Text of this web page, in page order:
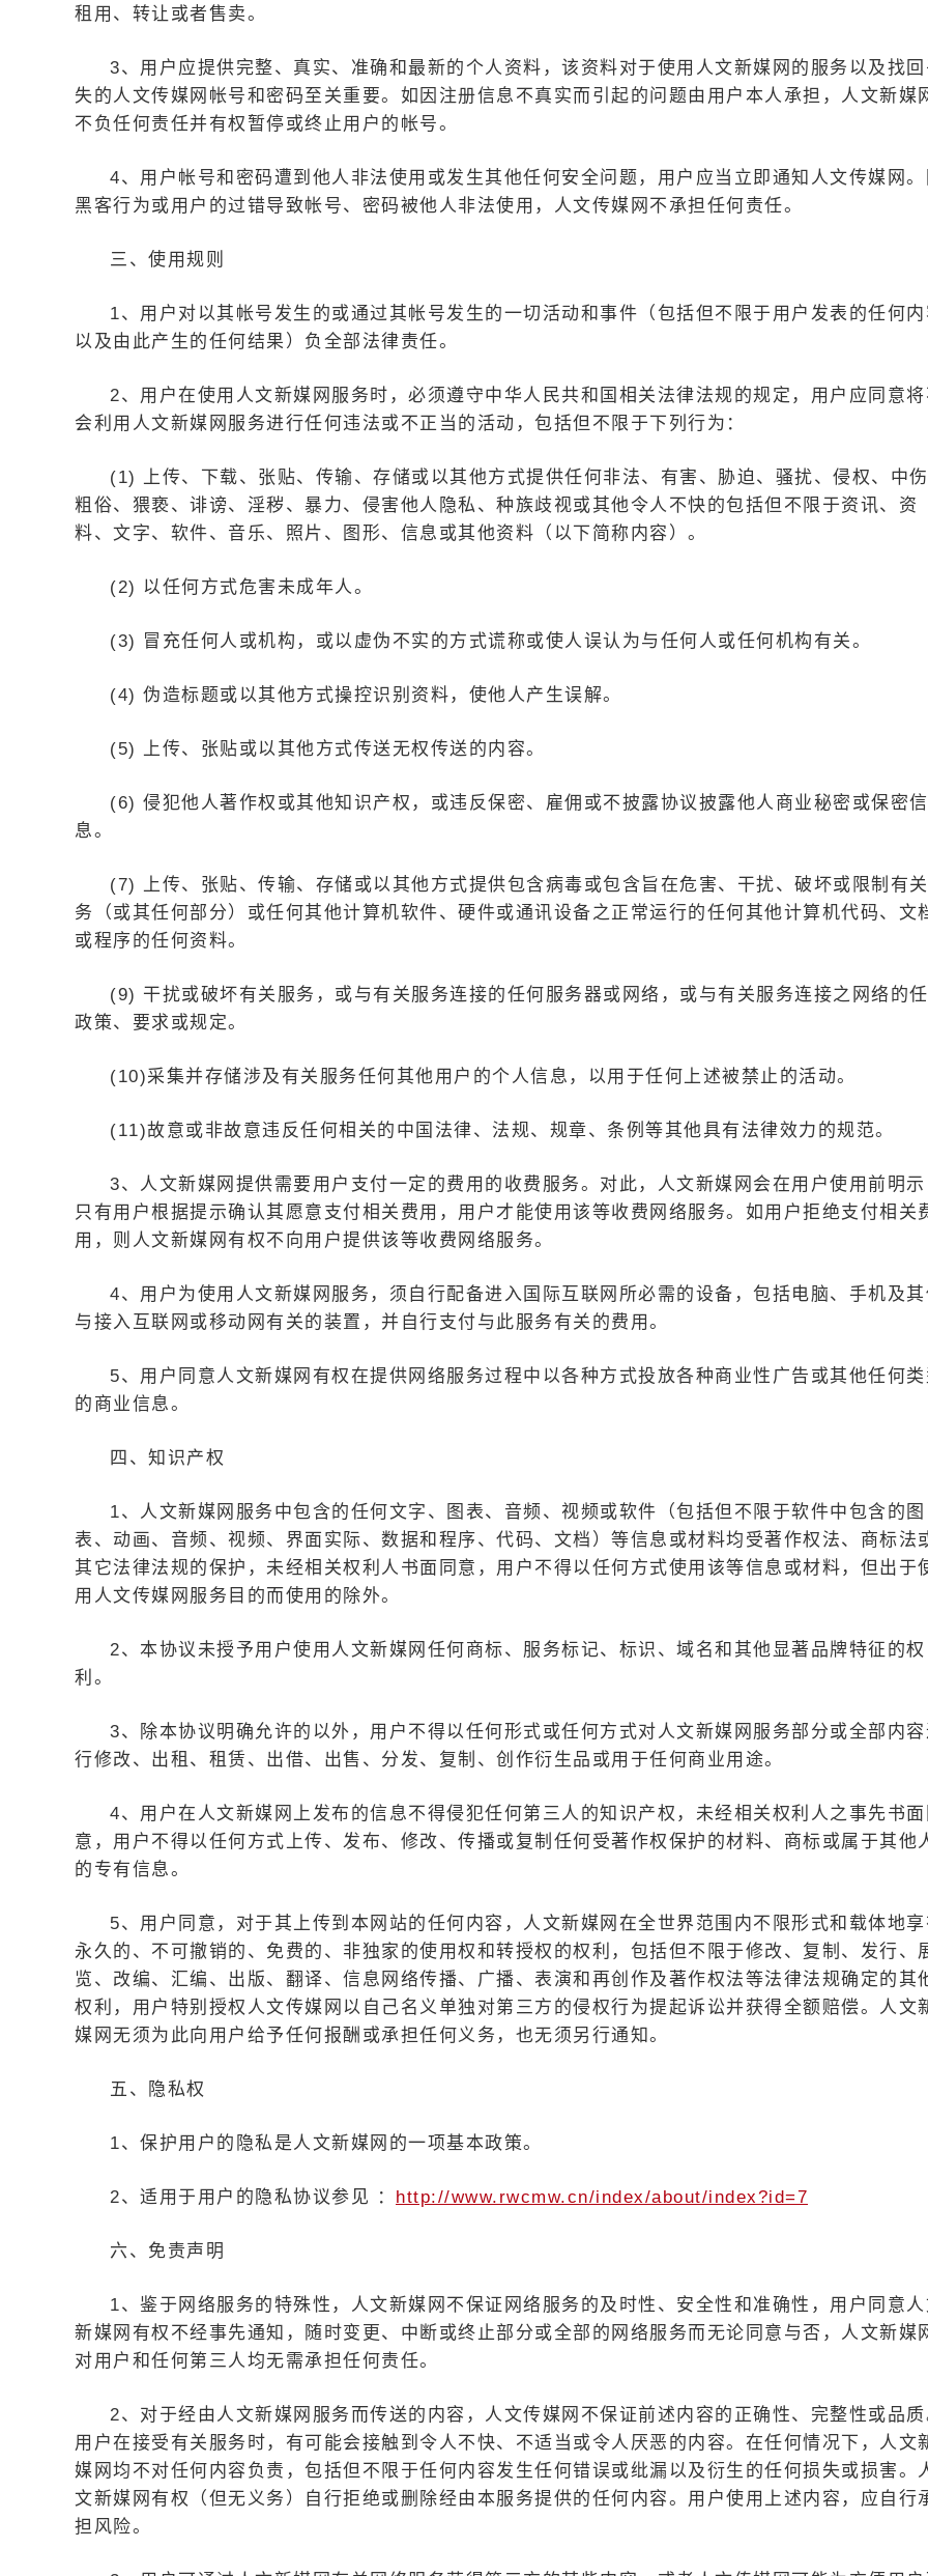
租用、转让或者售卖。
3、用户应提供完整、真实、准确和最新的个人资料，该资料对于使用人文新媒网的服务以及找回
失的人文传媒网帐号和密码至关重要。如因注册信息不真实而引起的问题由用户本人承担，人文新媒
不负任何责任并有权暂停或终止用户的帐号。
4、用户帐号和密码遭到他人非法使用或发生其他任何安全问题，用户应当立即通知人文传媒网。
黑客行为或用户的过错导致帐号、密码被他人非法使用，人文传媒网不承担任何责任。
三、使用规则
1、用户对以其帐号发生的或通过其帐号发生的一切活动和事件（包括但不限于用户发表的任何内
以及由此产生的任何结果）负全部法律责任。
2、用户在使用人文新媒网服务时，必须遵守中华人民共和国相关法律法规的规定，用户应同意将
会利用人文新媒网服务进行任何违法或不正当的活动，包括但不限于下列行为：
(1) 上传、下载、张贴、传输、存储或以其他方式提供任何非法、有害、胁迫、骚扰、侵权、中伤
粗俗、猥亵、诽谤、淫秽、暴力、侵害他人隐私、种族歧视或其他令人不快的包括但不限于资讯、资
料、文字、软件、音乐、照片、图形、信息或其他资料（以下简称内容）。
(2) 以任何方式危害未成年人。
(3) 冒充任何人或机构，或以虚伪不实的方式谎称或使人误认为与任何人或任何机构有关。
(4) 伪造标题或以其他方式操控识别资料，使他人产生误解。
(5) 上传、张贴或以其他方式传送无权传送的内容。
(6) 侵犯他人著作权或其他知识产权，或违反保密、雇佣或不披露协议披露他人商业秘密或保密信
息。
(7) 上传、张贴、传输、存储或以其他方式提供包含病毒或包含旨在危害、干扰、破坏或限制有
务（或其任何部分）或任何其他计算机软件、硬件或通讯设备之正常运行的任何其他计算机代码、文
或程序的任何资料。
(9) 干扰或破坏有关服务，或与有关服务连接的任何服务器或网络，或与有关服务连接之网络的
政策、要求或规定。
(10)采集并存储涉及有关服务任何其他用户的个人信息，以用于任何上述被禁止的活动。
(11)故意或非故意违反任何相关的中国法律、法规、规章、条例等其他具有法律效力的规范。
3、人文新媒网提供需要用户支付一定的费用的收费服务。对此，人文新媒网会在用户使用前明示
只有用户根据提示确认其愿意支付相关费用，用户才能使用该等收费网络服务。如用户拒绝支付相关
用，则人文新媒网有权不向用户提供该等收费网络服务。
4、用户为使用人文新媒网服务，须自行配备进入国际互联网所必需的设备，包括电脑、手机及其
与接入互联网或移动网有关的装置，并自行支付与此服务有关的费用。
5、用户同意人文新媒网有权在提供网络服务过程中以各种方式投放各种商业性广告或其他任何类
的商业信息。
四、知识产权
1、人文新媒网服务中包含的任何文字、图表、音频、视频或软件（包括但不限于软件中包含的图
表、动画、音频、视频、界面实际、数据和程序、代码、文档）等信息或材料均受著作权法、商标法
其它法律法规的保护，未经相关权利人书面同意，用户不得以任何方式使用该等信息或材料，但出于
用人文传媒网服务目的而使用的除外。
2、本协议未授予用户使用人文新媒网任何商标、服务标记、标识、域名和其他显著品牌特征的权
利。
3、除本协议明确允许的以外，用户不得以任何形式或任何方式对人文新媒网服务部分或全部内容
行修改、出租、租赁、出借、出售、分发、复制、创作衍生品或用于任何商业用途。
4、用户在人文新媒网上发布的信息不得侵犯任何第三人的知识产权，未经相关权利人之事先书面
意，用户不得以任何方式上传、发布、修改、传播或复制任何受著作权保护的材料、商标或属于其他
的专有信息。
5、用户同意，对于其上传到本网站的任何内容，人文新媒网在全世界范围内不限形式和载体地享
永久的、不可撤销的、免费的、非独家的使用权和转授权的权利，包括但不限于修改、复制、发行、
览、改编、汇编、出版、翻译、信息网络传播、广播、表演和再创作及著作权法等法律法规确定的其
权利，用户特别授权人文传媒网以自己名义单独对第三方的侵权行为提起诉讼并获得全额赔偿。人文
媒网无须为此向用户给予任何报酬或承担任何义务，也无须另行通知。
五、隐私权
1、保护用户的隐私是人文新媒网的一项基本政策。
2、适用于用户的隐私协议参见 ： http://www.rwcmw.cn/index/about/index?id=7
六、免责声明
1、鉴于网络服务的特殊性，人文新媒网不保证网络服务的及时性、安全性和准确性，用户同意人
新媒网有权不经事先通知，随时变更、中断或终止部分或全部的网络服务而无论同意与否，人文新媒
对用户和任何第三人均无需承担任何责任。
2、对于经由人文新媒网服务而传送的内容，人文传媒网不保证前述内容的正确性、完整性或品质
用户在接受有关服务时，有可能会接触到令人不快、不适当或令人厌恶的内容。在任何情况下，人文
媒网均不对任何内容负责，包括但不限于任何内容发生任何错误或纰漏以及衍生的任何损失或损害。
文新媒网有权（但无义务）自行拒绝或删除经由本服务提供的任何内容。用户使用上述内容，应自行
担风险。